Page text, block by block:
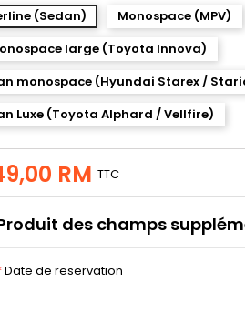
(Sedan)
Monospace (MPV)
large (Toyota Innova)
monospace (Hyundai Starex /
Luxe (Toyota Alphard / Vellfire)
RM TTC
des champs
Date de reservation